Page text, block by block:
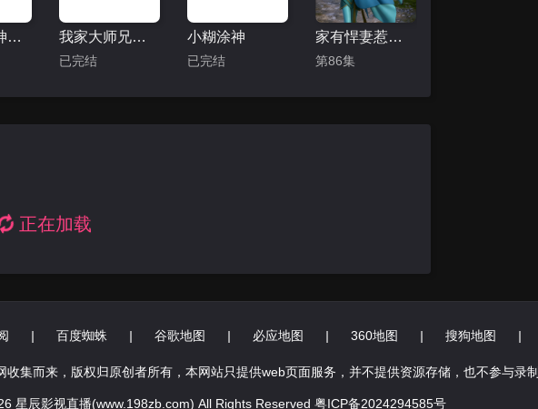
动态漫画·神印王座外传大龟甲师第一季 我家大师兄脑子有坑
已完结
小糊涂神
已完结
家有悍妻惹不得
第86集
正在加载
| 百度蜘蛛 | 谷歌地图 | 必应地图 | 360地图 | 搜狗地图 |
集而来，版权归原创者所有，本网站只提供web页面服务，并不提供资源存储，也不参与录制
星辰影视直播(www.198zb.com) All Rights Reserved 粤ICP备2024294585号